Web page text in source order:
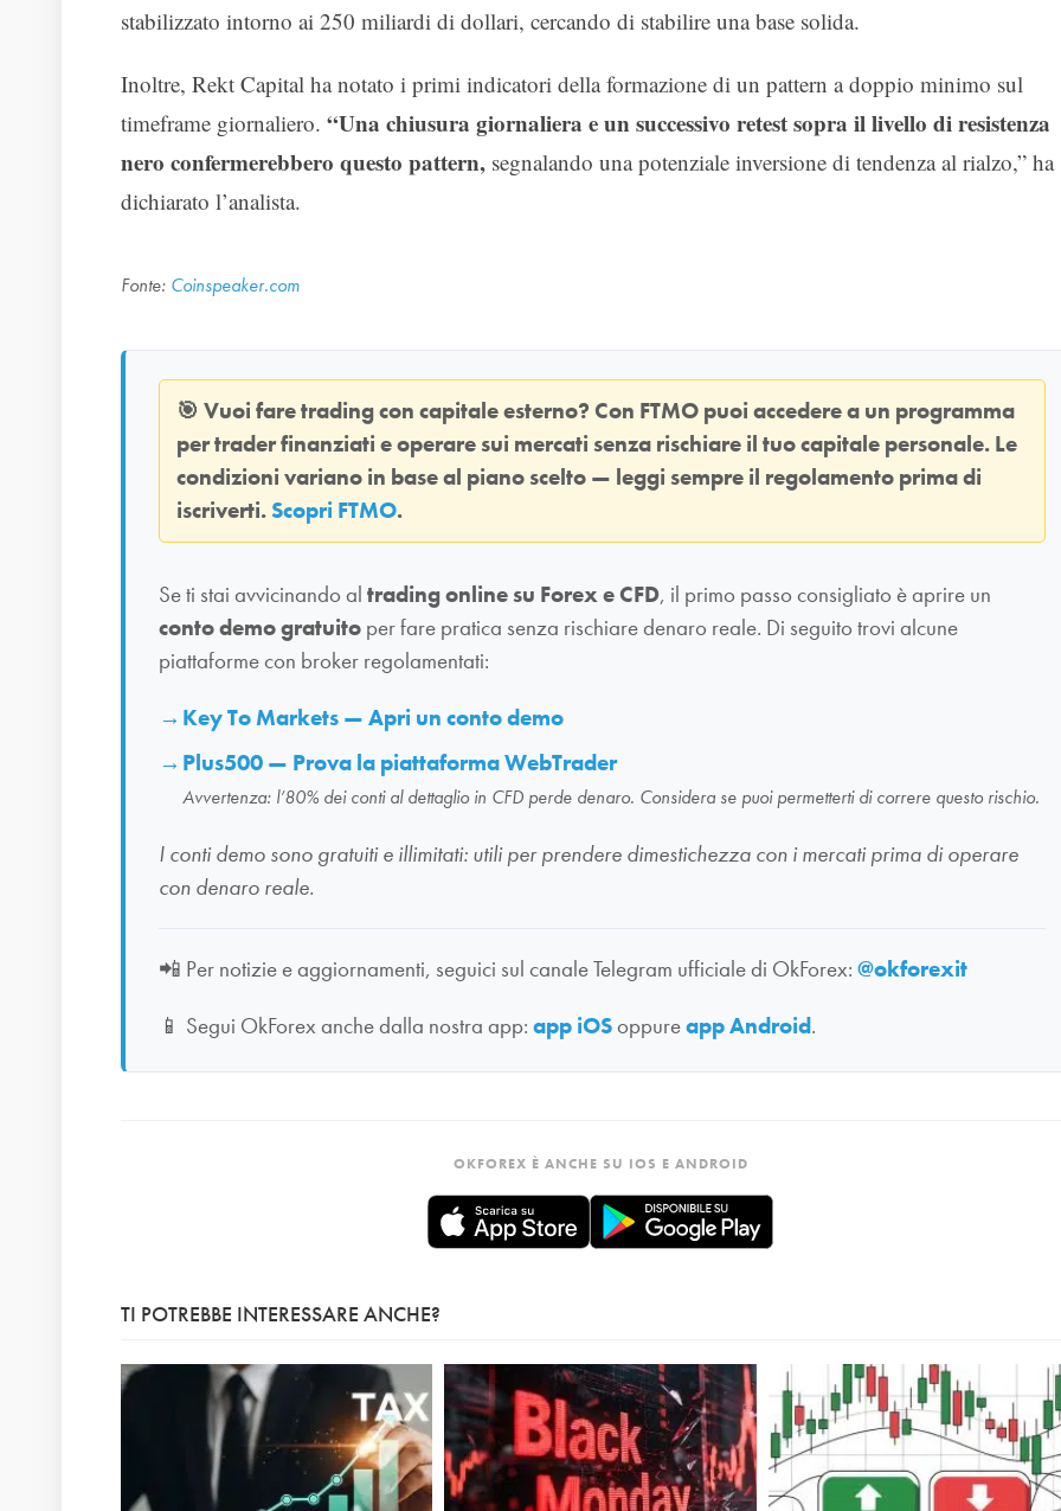
stabilizzato intorno ai 250 miliardi di dollari, cercando di stabilire una base solida.
Inoltre, Rekt Capital ha notato i primi indicatori della formazione di un pattern a doppio minimo sul
timeframe giornaliero. “Una chiusura giornaliera e un successivo retest sopra il livello di resistenza
nero confermerebbero questo pattern, segnalando una potenziale inversione di tendenza al rialzo,” ha
dichiarato l’analista.
Fonte: Coinspeaker.com
🎯 Vuoi fare trading con capitale esterno? Con FTMO puoi accedere a un programma
per trader finanziati e operare sui mercati senza rischiare il tuo capitale personale. Le
condizioni variano in base al piano scelto — leggi sempre il regolamento prima di
iscriverti. Scopri FTMO.
Se ti stai avvicinando al trading online su Forex e CFD, il primo passo consigliato è aprire un
conto demo gratuito per fare pratica senza rischiare denaro reale. Di seguito trovi alcune
piattaforme con broker regolamentati:
Key To Markets — Apri un conto demo
Plus500 — Prova la piattaforma WebTrader
Avvertenza: l’80% dei conti al dettaglio in CFD perde denaro. Considera se puoi permetterti di correre questo rischio.
I conti demo sono gratuiti e illimitati: utili per prendere dimestichezza con i mercati prima di operare
con denaro reale.
📲 Per notizie e aggiornamenti, seguici sul canale Telegram ufficiale di OkForex: @okforexit
📱 Segui OkForex anche dalla nostra app: app iOSoppureapp Android.
OKFOREX È ANCHE SU IOS E ANDROID
TI POTREBBE INTERESSARE ANCHE?